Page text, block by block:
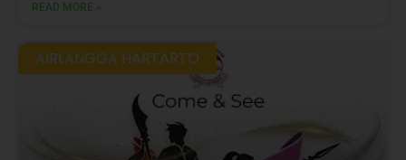
READ MORE »
AIRLANGGA HARTARTO